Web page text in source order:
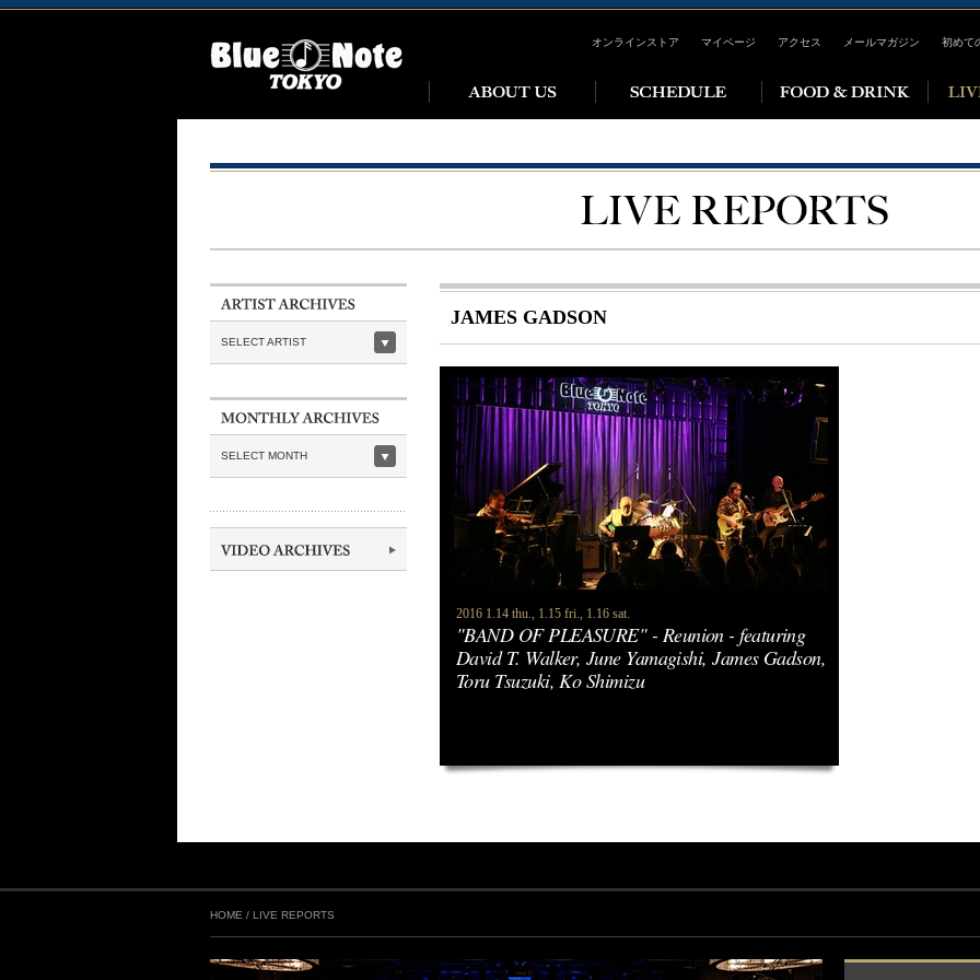
オンラインストア マイページ アクセス メールマガジン 初めて
SELECT ARTIST
SELECT MONTH
JAMES GADSON
2016 1.14 thu., 1.15 fri., 1.16 sat.
"BAND OF PLEASURE" - Reunion - featuring
David T. Walker, June Yamagishi, James Gadson,
Toru Tsuzuki, Ko Shimizu
HOME / LIVE REPORTS